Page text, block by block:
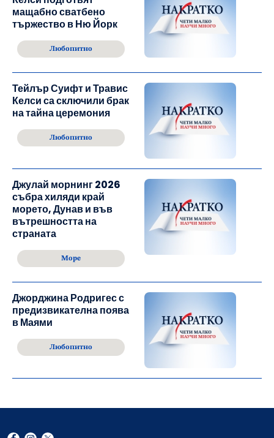
мащабно сватбено
тържество в Ню Йорк
Любопитно
Тейлър Суифт и Травис
Келси са сключили брак
на тайна церемония
Любопитно
Джулай морнинг 2026
събра хиляди край
морето, Дунав и във
вътрешността на
страната
Море
Джорджина Родригес с
предизвикателна поява
в Маями
Любопитно